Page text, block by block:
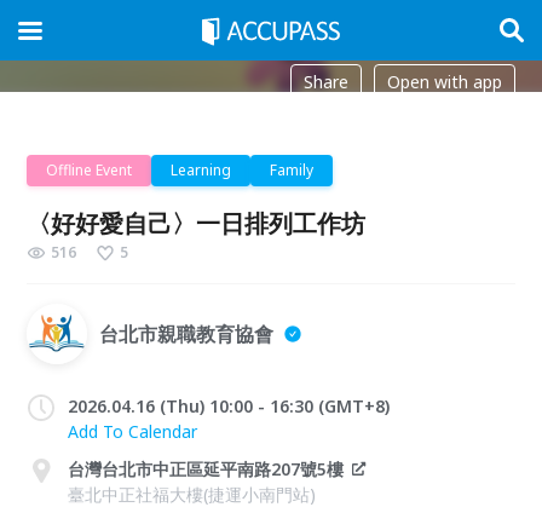
Share Open with app
Offline Event Learning Family
〈好好愛自己〉一日排列工作坊
516 5
​台北市親職教育協會
2026.04.16 (Thu) 10:00 - 16:30 (GMT+8)
Add To Calendar
台灣台北市中正區延平南路207號5樓
臺北中正社福大樓(捷運小南門站)